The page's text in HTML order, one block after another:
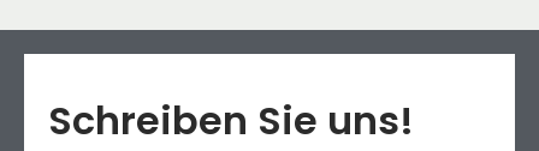
Schreiben Sie uns!